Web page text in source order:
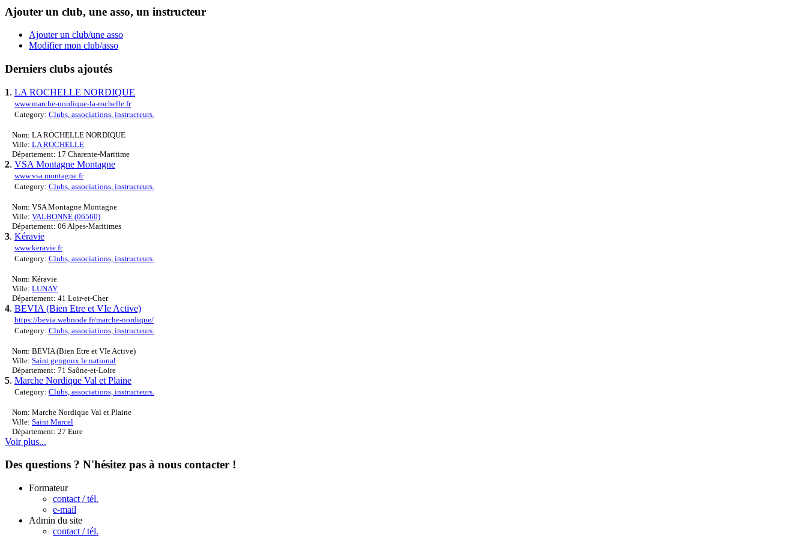
Ajouter un club, une asso, un instructeur
Ajouter un club/une asso
Modifier mon club/asso
Derniers clubs ajoutés
1. LA ROCHELLE NORDIQUE
www.marche-nordique-la-rochelle.fr
Category: Clubs, associations, instructeurs.
Nom: LA ROCHELLE NORDIQUE
Ville: LA ROCHELLE
Département: 17 Charente-Maritime
2. VSA Montagne Montagne
www.vsa.montagne.fr
Category: Clubs, associations, instructeurs.
Nom: VSA Montagne Montagne
Ville: VALBONNE (06560)
Département: 06 Alpes-Maritimes
3. Kéravie
www.keravie.fr
Category: Clubs, associations, instructeurs.
Nom: Kéravie
Ville: LUNAY
Département: 41 Loir-et-Cher
4. BEVIA (Bien Etre et VIe Active)
https://bevia.webnode.fr/marche-nordique/
Category: Clubs, associations, instructeurs.
Nom: BEVIA (Bien Etre et VIe Active)
Ville: Saint gengoux le national
Département: 71 Saône-et-Loire
5. Marche Nordique Val et Plaine
Category: Clubs, associations, instructeurs.
Nom: Marche Nordique Val et Plaine
Ville: Saint Marcel
Département: 27 Eure
Voir plus...
Des questions ? N'hésitez pas à nous contacter !
Formateur
contact / tél.
e-mail
Admin du site
contact / tél.